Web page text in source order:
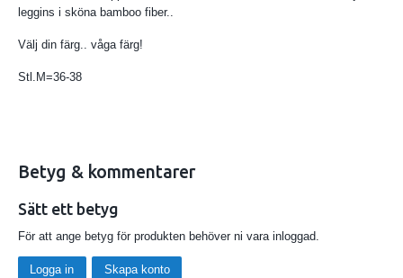
leggins i sköna bamboo fiber..
Välj din färg.. våga färg!
Stl.M=36-38
Betyg & kommentarer
Sätt ett betyg
För att ange betyg för produkten behöver ni vara inloggad.
Logga in Skapa konto